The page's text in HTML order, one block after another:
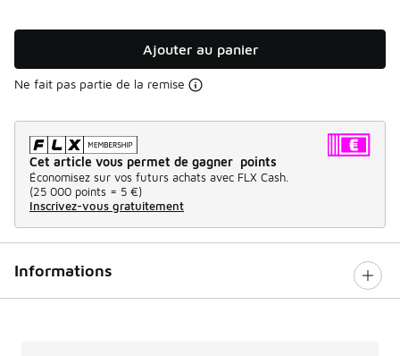
Ajouter au panier
Ne fait pas partie de la remise
Cet article vous permet de gagner points
Économisez sur vos futurs achats avec FLX Cash.
(25 000 points = 5 €)
Inscrivez-vous gratuitement
Informations